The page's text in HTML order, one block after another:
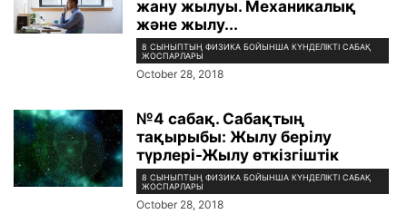
жану жылуы. Механикалық
және жылу...
8 СЫНЫПТЫҢ ФИЗИКА БОЙЫНША КҮНДЕЛІКТІ САБАҚ
ЖОСПАРЛАРЫ
October 28, 2018
№4 сабақ. Сабақтың
тақырыбы: Жылу берілу
түрлері-Жылу өткізгіштік
8 СЫНЫПТЫҢ ФИЗИКА БОЙЫНША КҮНДЕЛІКТІ САБАҚ
ЖОСПАРЛАРЫ
October 28, 2018